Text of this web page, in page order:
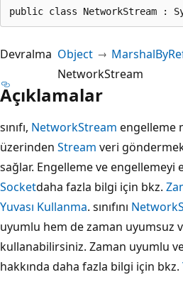
public class NetworkStream :
Devralma Object
NetworkStream
Açıklamalar
sınıfı, NetworkStream engelleme
üzerinden Stream veri
sağlar. Engelleme ve engellemeyi
Socketdaha fazla bilgi için bkz.
Yuvası Kullanma. sınıfını
uyumlu hem de zaman uyumsuz
kullanabilirsiniz. Zaman uyumlu
hakkında daha fazla bilgi için bkz.